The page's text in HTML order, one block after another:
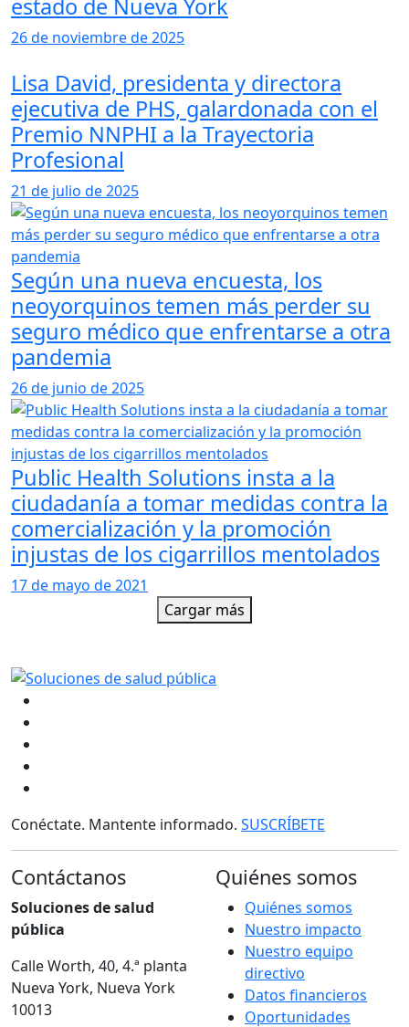
estado de Nueva York
26 de noviembre de 2025
Lisa David, presidenta y directora
ejecutiva de PHS, galardonada con el
Premio NNPHI a la Trayectoria
Profesional
21 de julio de 2025
Según una nueva encuesta, los
neoyorquinos temen más perder su
seguro médico que enfrentarse a otra
pandemia
26 de junio de 2025
Public Health Solutions insta a la
ciudadanía a tomar medidas contra la
comercialización y la promoción
injustas de los cigarrillos mentolados
17 de mayo de 2021
Cargar más
Conéctate. Mantente informado. SUSCRÍBETE
Contáctanos
Soluciones de salud
pública
Calle Worth, 40, 4.ª planta
Nueva York, Nueva York
10013
Quiénes somos
Quiénes somos
Nuestro impacto
Nuestro equipo
directivo
Datos financieros
Oportunidades